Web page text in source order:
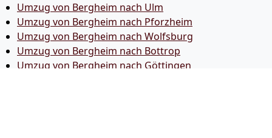
Umzug von Bergheim nach Ulm
Umzug von Bergheim nach Pforzheim
Umzug von Bergheim nach Wolfsburg
Umzug von Bergheim nach Bottrop
Umzug von Bergheim nach Göttingen